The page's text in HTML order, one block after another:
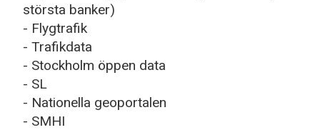
största banker)
- Flygtrafik
- Trafikdata
- Stockholm öppen data
- SL
- Nationella geoportalen
- SMHI